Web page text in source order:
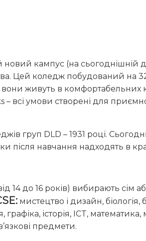
кампус (на сьогоднішній
Цей коледж побудований
вони живуть в комфортабельних
всі умови створені для
груп DLD – 1931 році.
після навчання надходять в
14 до 16 років) вибирають сім
мистецтво і дизайн, біологія,
історія, ICT, математика,
предмети.